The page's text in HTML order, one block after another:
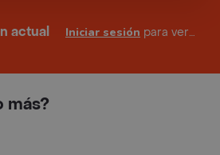
actual Iniciar sesión para ver tus direcciones
más?